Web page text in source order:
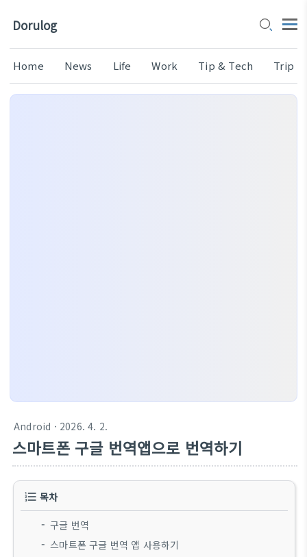
Dorulog
Home News Life Work Tip & Tech Trip
Android · 2026. 4. 2.
스마트폰 구글 번역앱으로 번역하기
목차
구글 번역
스마트폰 구글 번역 앱 사용하기